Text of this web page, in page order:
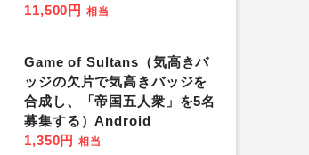
11,500円 相当
Game of Sultans（気高きバ
ッジの欠片で気高きバッジを
合成し、「帝国五人衆」を5名
募集する）Android
1,350円 相当